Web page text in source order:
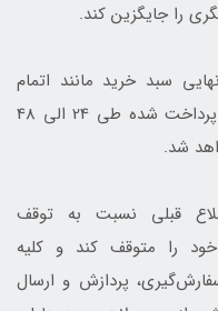
را جایگزین کند.
سبد خرید مانند اتمام
موجودی کالا یا انصراف مشتری، مبلغ پرداخت شده طی 24 الی 48
شد.
قبلی نسبت به توقف
را متوقف کند و کلیه
پردازش و ارسال